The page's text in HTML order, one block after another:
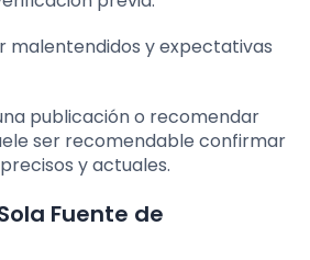
malentendidos y expectativas
publicación o recomendar
ser recomendable confirmar
y actuales.
Fuente de